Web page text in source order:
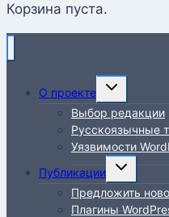
Корзина пуста.
О проекте
дочернее
меню
Выбор редакции
Русскоязычные
Уязвимости
Публикации
дочернее
меню
Предложить
Плагины